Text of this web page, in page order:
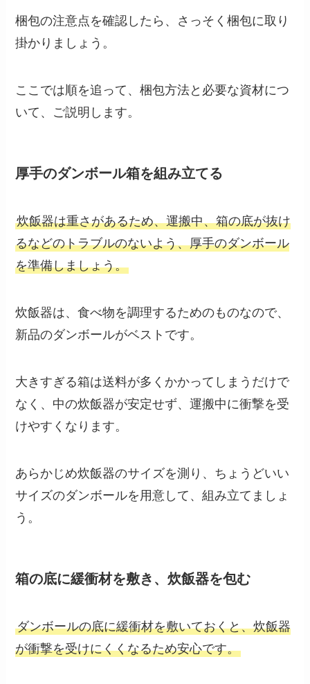
梱包の注意点を確認したら、さっそく梱包に取り
掛かりましょう。
ここでは順を追って、梱包方法と必要な資材につ
いて、ご説明します。
厚手のダンボール箱を組み立てる
炊飯器は重さがあるため、運搬中、箱の底が抜け
るなどのトラブルのないよう、厚手のダンボール
を準備しましょう。
炊飯器は、食べ物を調理するためのものなので、
新品のダンボールがベストです。
大きすぎる箱は送料が多くかかってしまうだけで
なく、中の炊飯器が安定せず、運搬中に衝撃を受
けやすくなります。
あらかじめ炊飯器のサイズを測り、ちょうどいい
サイズのダンボールを用意して、組み立てましょ
う。
箱の底に緩衝材を敷き、炊飯器を包む
ダンボールの底に緩衝材を敷いておくと、炊飯器
が衝撃を受けにくくなるため安心です。